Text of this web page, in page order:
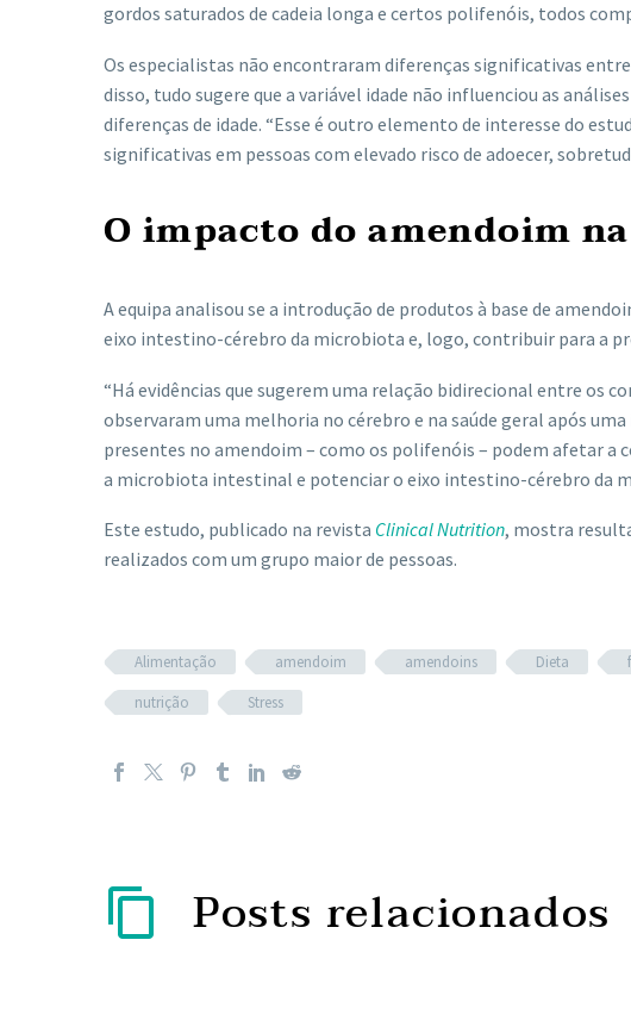
gordos saturados de cadeia longa e certos polifenóis, todos
Os especialistas não encontraram diferenças significativas
disso, tudo sugere que a variável idade não influenciou as
diferenças de idade. “Esse é outro elemento de interesse do
significativas em pessoas com elevado risco de adoecer,
O impacto do amendoim
A equipa analisou se a introdução de produtos à base de
eixo intestino-cérebro da microbiota e, logo, contribuir para a
“Há evidências que sugerem uma relação bidirecional entre
observaram uma melhoria no cérebro e na saúde geral após
presentes no amendoim – como os polifenóis – podem afetar
a microbiota intestinal e potenciar o eixo intestino-cérebro da
Este estudo, publicado na revista Clinical Nutrition, mostra
realizados com um grupo maior de pessoas.
Alimentação amendoim amendoins Dieta
nutrição
Stress
Posts relacionados